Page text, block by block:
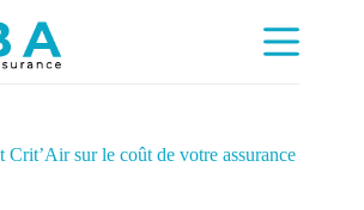
Crit’Air sur le coût de votre assurance